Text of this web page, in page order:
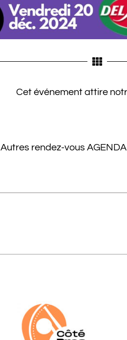
Cet événement attire
Autres rendez-vous AGENDA